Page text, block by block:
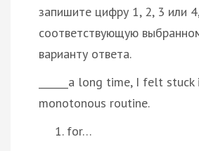
запишите цифру 1, 2, 3 или 4,
соответствующую
варианту ответа.
______a long time, I felt stuck
monotonous routine.
for…